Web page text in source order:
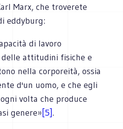
Marx, che troverete
eddyburg:
di lavoro
attitudini fisiche e
nella corporeità, ossia
d'un uomo, e che egli
volta che produce
genere»[5].